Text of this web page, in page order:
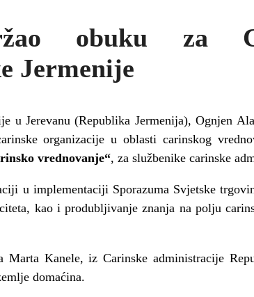
obuku za
Jermenije
u Jerevanu (Republika Jermenija), Ognjen
organizacije u oblasti carinskog
vrednovanje“, za službenike carinske
u implementaciji Sporazuma Svjetske
kao i produbljivanje znanja na polju
Kanele, iz Carinske administracije
domaćina.